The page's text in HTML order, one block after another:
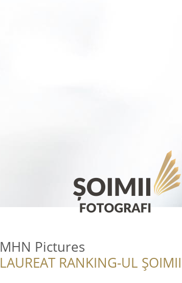
MHN Pictures
LAUREAT RANKING-UL ȘOIMII